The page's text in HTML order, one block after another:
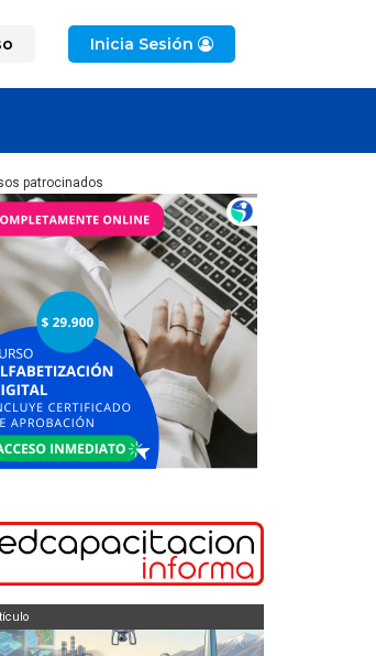
Inicia Sesión
patrocinados